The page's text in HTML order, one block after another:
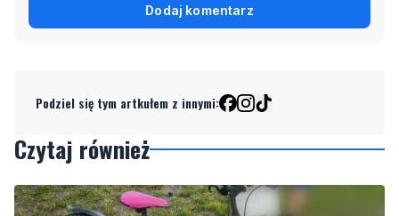
Dodaj komentarz
Podziel się tym artkułem z innymi:
Czytaj również